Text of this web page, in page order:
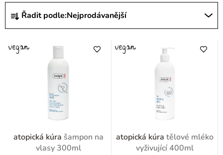
Ř
a
e
Řadit podle:Nejprodávanější
atopická kúra šampon na
vlasy 300ml
atopická kúra tělové mléko
vyživující 400ml